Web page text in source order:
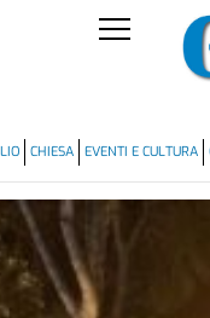
CHIESA EVENTI E CULTURA